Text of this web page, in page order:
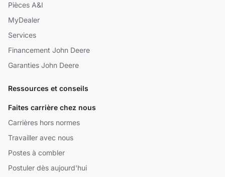
Pièces A&I
MyDealer
Services
Financement John Deere
Garanties John Deere
Ressources et conseils
Faites carrière chez nous
Carrières hors normes
Travailler avec nous
Postes à combler
Postuler dès aujourd'hui